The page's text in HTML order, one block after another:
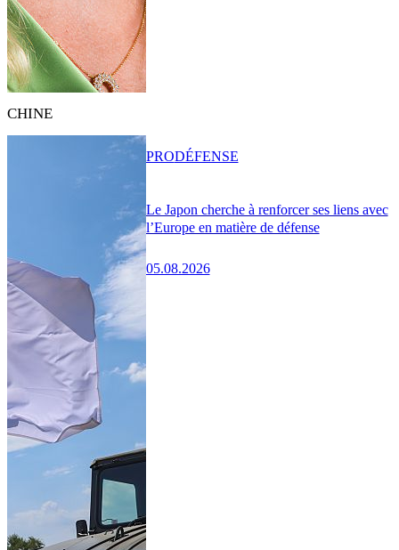
CHINE
Le Japon cherche à renforcer ses liens avec
l’Europe en matière de défense
05.08.2026
PRODÉFENSE